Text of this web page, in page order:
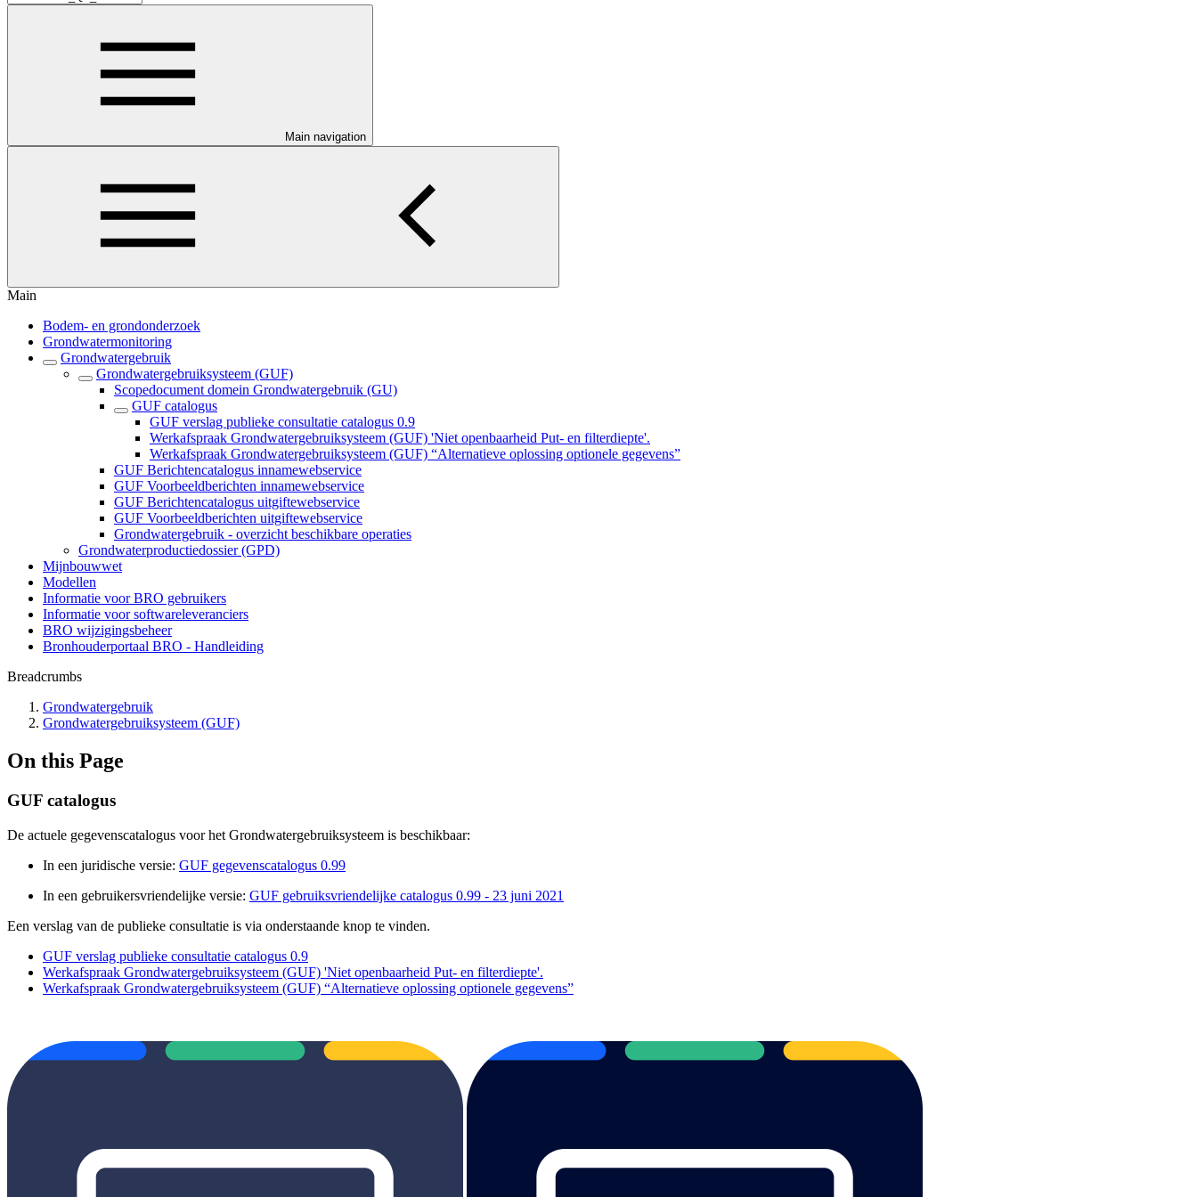
Main navigation
Main
Bodem- en grondonderzoek
Grondwatermonitoring
Grondwatergebruik
Grondwatergebruiksysteem (GUF)
Scopedocument domein Grondwatergebruik (GU)
GUF catalogus
GUF verslag publieke consultatie catalogus 0.9
Werkafspraak Grondwatergebruiksysteem (GUF) 'Niet openbaarheid Put- en filterdiepte'.
Werkafspraak Grondwatergebruiksysteem (GUF) “Alternatieve oplossing optionele gegevens”
GUF Berichtencatalogus innamewebservice
GUF Voorbeeldberichten innamewebservice
GUF Berichtencatalogus uitgiftewebservice
GUF Voorbeeldberichten uitgiftewebservice
Grondwatergebruik - overzicht beschikbare operaties
Grondwaterproductiedossier (GPD)
Mijnbouwwet
Modellen
Informatie voor BRO gebruikers
Informatie voor softwareleveranciers
BRO wijzigingsbeheer
Bronhouderportaal BRO - Handleiding
Breadcrumbs
Grondwatergebruik
Grondwatergebruiksysteem (GUF)
On this Page
GUF catalogus
De actuele gegevenscatalogus voor het Grondwatergebruiksysteem is beschikbaar:
In een juridische versie: GUF gegevenscatalogus 0.99
In een gebruikersvriendelijke versie: GUF gebruiksvriendelijke catalogus 0.99 - 23 juni 2021
Een verslag van de publieke consultatie is via onderstaande knop te vinden.
GUF verslag publieke consultatie catalogus 0.9
Werkafspraak Grondwatergebruiksysteem (GUF) 'Niet openbaarheid Put- en filterdiepte'.
Werkafspraak Grondwatergebruiksysteem (GUF) “Alternatieve oplossing optionele gegevens”